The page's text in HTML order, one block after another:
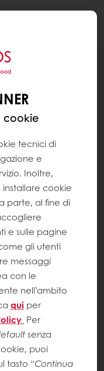
cookie
tecnici di
e
Inoltre,
installare cookie
parte, al fine di
e sulle pagine
gli utenti
messaggi
con le
nell’ambito
qui per
Per
senza
puoi
tasto “Continua